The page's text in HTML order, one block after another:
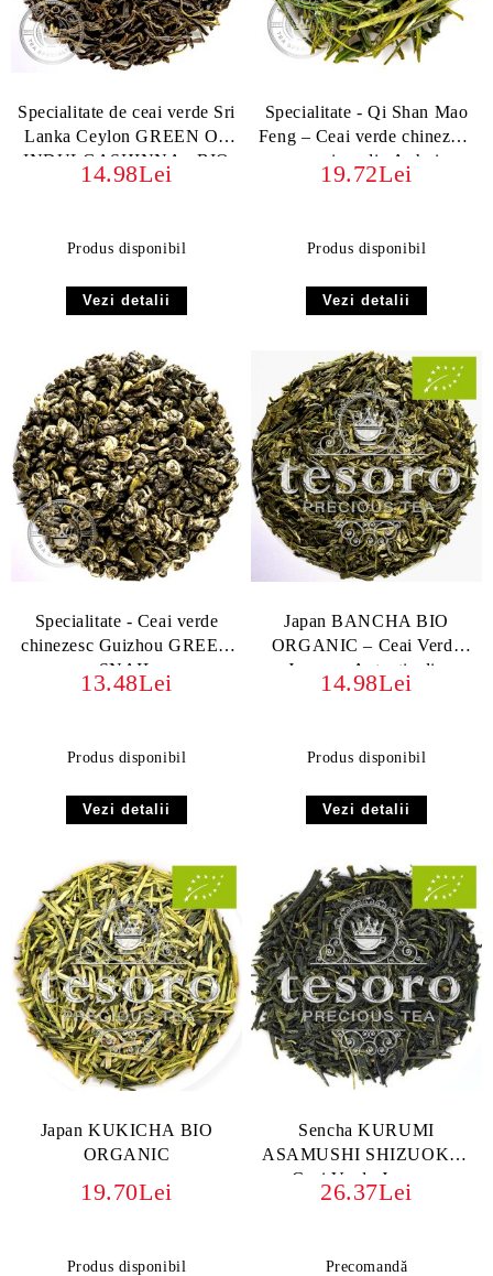
Specialitate de ceai verde Sri
Lanka Ceylon GREEN OP
INDULGASHINNA - BIO
ORGANIC
14.98Lei
Produs disponibil
Vezi detalii
Specialitate - Qi Shan Mao
Feng – Ceai verde chinezesc
premium din Anhui
19.72Lei
Produs disponibil
Vezi detalii
Specialitate - Ceai verde
chinezesc Guizhou GREEN
SNAIL
13.48Lei
Produs disponibil
Vezi detalii
Japan BANCHA BIO
ORGANIC – Ceai Verde
Japonez Autentic din
Kagoshima
14.98Lei
Produs disponibil
Vezi detalii
Japan KUKICHA BIO
ORGANIC
19.70Lei
Produs disponibil
Sencha KURUMI
ASAMUSHI SHIZUOKA |
Ceai Verde Japonez
Premium BIO ORGANIC
26.37Lei
Precomandă